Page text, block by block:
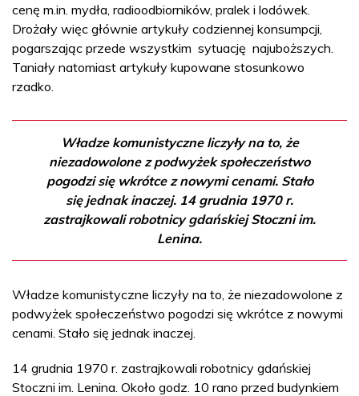
cenę m.in. mydła, radioodbiorników, pralek i lodówek.
Drożały więc głównie artykuły codziennej konsumpcji,
pogarszając przede wszystkim sytuację najuboższych.
Taniały natomiast artykuły kupowane stosunkowo
rzadko.
Władze komunistyczne liczyły na to, że
niezadowolone z podwyżek społeczeństwo
pogodzi się wkrótce z nowymi cenami. Stało
się jednak inaczej. 14 grudnia 1970 r.
zastrajkowali robotnicy gdańskiej Stoczni im.
Lenina.
Władze komunistyczne liczyły na to, że niezadowolone z
podwyżek społeczeństwo pogodzi się wkrótce z nowymi
cenami. Stało się jednak inaczej.
14 grudnia 1970 r. zastrajkowali robotnicy gdańskiej
Stoczni im. Lenina. Około godz. 10 rano przed budynkiem